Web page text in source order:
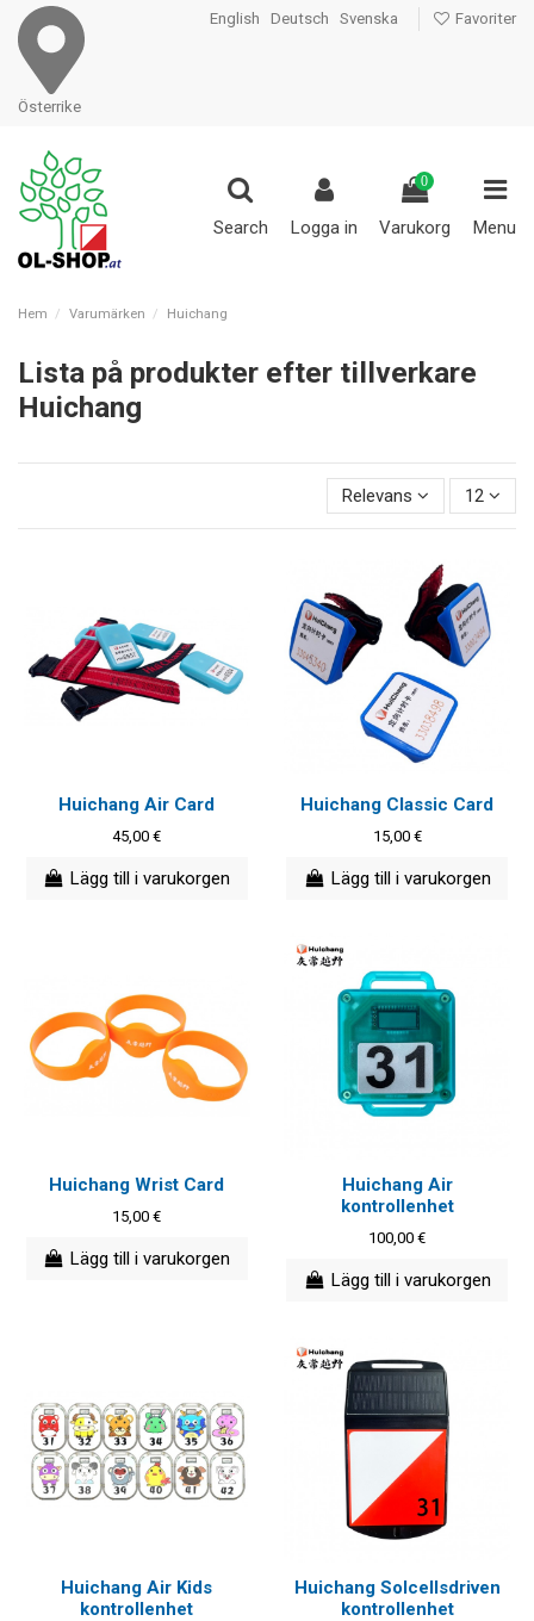
Österrike
English Deutsch Svenska Favoriter
Search Logga in
0
Varukorg Menu
Hem Varumärken Huichang
Lista på produkter efter tillverkare
Huichang
Relevans 12
Huichang Air Card
45,00 €
Lägg till i varukorgen
Huichang Classic Card
15,00 €
Lägg till i varukorgen
Huichang Wrist Card
15,00 €
Lägg till i varukorgen
Huichang Air
kontrollenhet
100,00 €
Lägg till i varukorgen
Huichang Air Kids
kontrollenhet
Huichang Solcellsdriven
kontrollenhet